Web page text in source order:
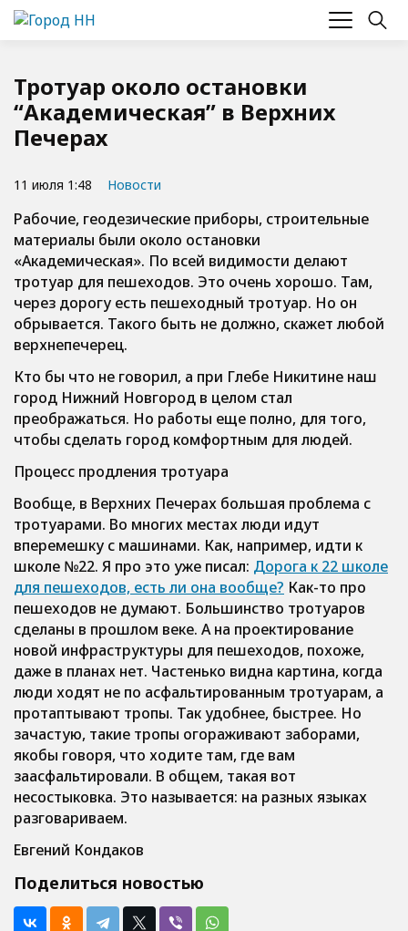
Тротуар около остановки
“Академическая” в Верхних
Печерах
11 июля 1:48 Новости
Рабочие, геодезические приборы, строительные
материалы были около остановки
«Академическая». По всей видимости делают
тротуар для пешеходов. Это очень хорошо. Там,
через дорогу есть пешеходный тротуар. Но он
обрывается. Такого быть не должно, скажет любой
верхнепечерец.
Кто бы что не говорил, а при Глебе Никитине наш
город Нижний Новгород в целом стал
преображаться. Но работы еще полно, для того,
чтобы сделать город комфортным для людей.
Процесс продления тротуара
Вообще, в Верхних Печерах большая проблема с
тротуарами. Во многих местах люди идут
вперемешку с машинами. Как, например, идти к
школе №22. Я про это уже писал: Дорога к 22 школе
для пешеходов, есть ли она вообще? Как-то про
пешеходов не думают. Большинство тротуаров
сделаны в прошлом веке. А на проектирование
новой инфраструктуры для пешеходов, похоже,
даже в планах нет. Частенько видна картина, когда
люди ходят не по асфальтированным тротуарам, а
протаптывают тропы. Так удобнее, быстрее. Но
зачастую, такие тропы огораживают заборами,
якобы говоря, что ходите там, где вам
заасфальтировали. В общем, такая вот
несостыковка. Это называется: на разных языках
разговариваем.
Евгений Кондаков
Поделиться новостью